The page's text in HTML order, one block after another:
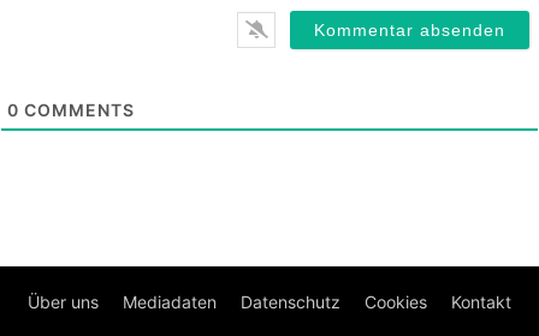
0 COMMENTS
Über uns Mediadaten Datenschutz Cookies Kontakt